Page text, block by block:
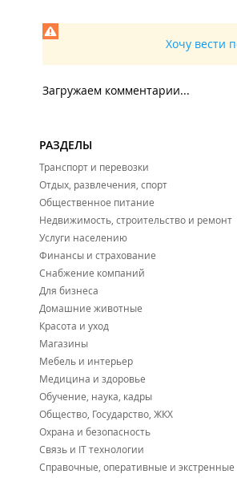
Хочу вести
Загружаем комментарии...
РАЗДЕЛЫ
Транспорт и перевозки
Отдых, развлечения, спорт
Общественное питание
Недвижимость, строительство и ремонт
Услуги населению
Финансы и страхование
Снабжение компаний
Для бизнеса
Домашние животные
Красота и уход
Магазины
Мебель и интерьер
Медицина и здоровье
Обучение, наука, кадры
Общество, Государство, ЖКХ
Охрана и безопасность
Связь и IT технологии
Справочные, оперативные и